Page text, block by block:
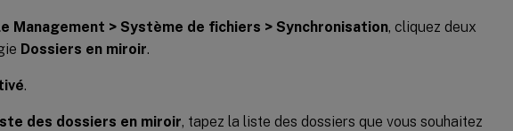
Management > Système de fichiers > Synchronisation, cliquez deux
Dossiers en miroir.
.
des dossiers en miroir, tapez la liste des dossiers que vous souhaitez